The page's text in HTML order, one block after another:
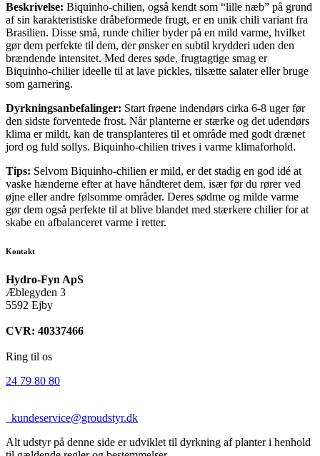
Beskrivelse: Biquinho-chilien, også kendt som “lille næb” på grund
af sin karakteristiske dråbeformede frugt, er en unik chili variant fra
Brasilien. Disse små, runde chilier byder på en mild varme, hvilket
gør dem perfekte til dem, der ønsker en subtil krydderi uden den
brændende intensitet. Med deres søde, frugtagtige smag er
Biquinho-chilier ideelle til at lave pickles, tilsætte salater eller bruge
som garnering.
Dyrkningsanbefalinger: Start frøene indendørs cirka 6-8 uger før
den sidste forventede frost. Når planterne er stærke og det udendørs
klima er mildt, kan de transplanteres til et område med godt drænet
jord og fuld sollys. Biquinho-chilien trives i varme klimaforhold.
Tips: Selvom Biquinho-chilien er mild, er det stadig en god idé at
vaske hænderne efter at have håndteret dem, især før du rører ved
øjne eller andre følsomme områder. Deres sødme og milde varme
gør dem også perfekte til at blive blandet med stærkere chilier for at
skabe en afbalanceret varme i retter.
Kontakt
Hydro-Fyn ApS
Æblegyden 3
5592 Ejby
CVR: 40337466
Ring til os
24 79 80 80
kundeservice@groudstyr.dk
Alt udstyr på denne side er udviklet til dyrkning af planter i henhold